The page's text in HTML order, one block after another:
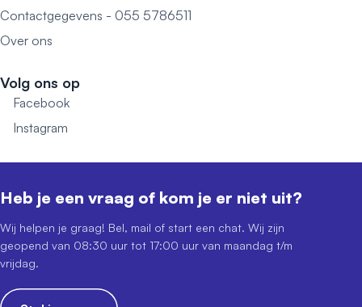
Contactgegevens - 055 5786511
Over ons
Volg ons op
Facebook
Instagram
Heb je een vraag of kom je er niet uit?
Wij helpen je graag! Bel, mail of start een chat. Wij zijn
geopend van 08:30 uur tot 17:00 uur van maandag t/m
vrijdag.